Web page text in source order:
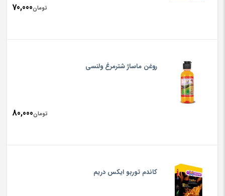
تومان70,000
روغن ماساژ شترمرغ ولنسی
تومان80,000
کاندم توربو ایکس دریم